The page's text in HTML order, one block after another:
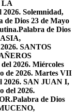
LA
2026. Solemnidad,
de Dios 23 de Mayo
Palabra de Dios
SANTOS
2026. Miércoles
de 2026. Martes VII
2026. SAN JUAN I,
del 2026.
Palabra de Dios